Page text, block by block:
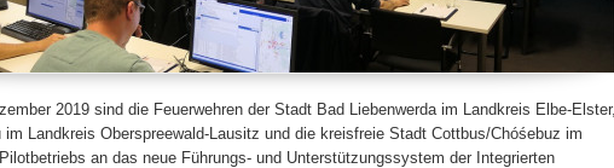
2019 sind die Feuerwehren der Stadt Bad Liebenwerda im Landkreis Elbe-Elster,
im Landkreis Oberspreewald-Lausitz und die kreisfreie Stadt Cottbus/Chóśebuz im
an das neue Führungs- und Unterstützungssystem der Integrierten